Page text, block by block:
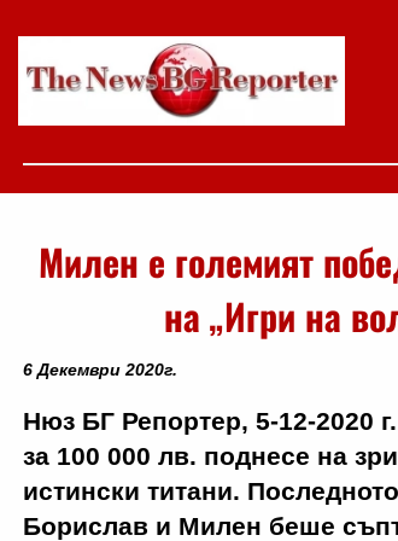
Милен е големият
на „Игри на
6 Декември 2020г.
Нюз БГ Репортер, 5-12-2020
за 100 000 лв. поднесе на
истински титани.
Борислав и Милен беше